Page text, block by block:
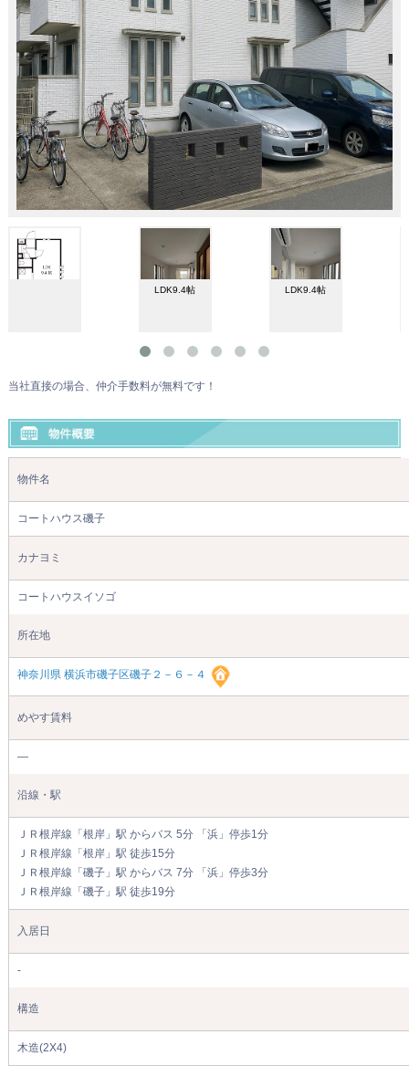
LDK9.4帖 LDK9.4帖
当社直接の場合、仲介手数料が無料です！
物件名
コートハウス磯子
カナヨミ
コートハウスイソゴ
所在地
神奈川県 横浜市磯子区磯子２－６－４
めやす賃料
―
沿線・駅
ＪＲ根岸線「根岸」駅 からバス 5分 「浜」停歩1分
ＪＲ根岸線「根岸」駅 徒歩15分
ＪＲ根岸線「磯子」駅 からバス 7分 「浜」停歩3分
ＪＲ根岸線「磯子」駅 徒歩19分
入居日
-
構造
木造(2X4)